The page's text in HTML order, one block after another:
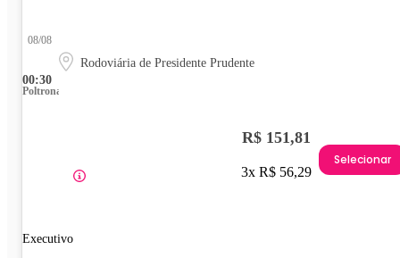
00:30
08/08
Rodoviária de Presidente Prudente
Poltrona
Executivo
R$ 151,81
3x R$ 56,29
Selecionar